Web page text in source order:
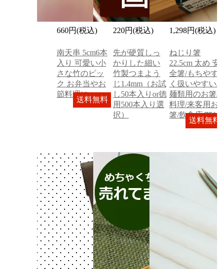
660円(税込)
南天串 5cm6本
入り 可愛い小
さな竹のピッ
ク お弁当やお
節料理に
送料無料
220円(税込)
先が硬質しっ
かりした細い
竹製つまよう
じ1.4mm（お試
し50本入りor徳
用500本入り選
択）
1,298円(税込)
ねじり箸
22.5cm 太め 安
全箸/もちやす
く扱いやすい/
麺類用のお箸/
料理/来客用お
箸/飲食店/7515
送料無料